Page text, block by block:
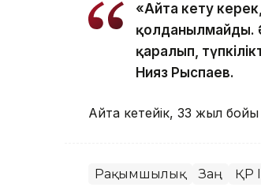
«Айта кету
қолданылмайды.
қаралып,
Нияз Рыспаев.
Айта кетейік, 33 жыл бойы
Рақымшылық Заң ҚР